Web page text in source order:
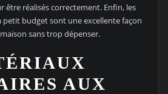
être réalisés correctement. Enfin, les
budget sont une excellente façon
sans trop dépenser.
AUX